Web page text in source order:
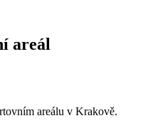
areál
areálu v Krakově.